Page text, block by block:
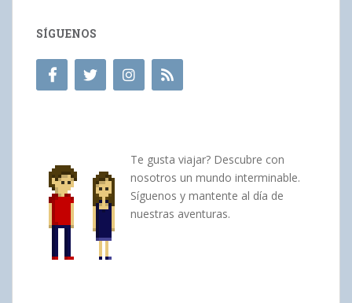
SÍGUENOS
Te gusta viajar? Descubre con
nosotros un mundo interminable.
Síguenos y mantente al día de
nuestras aventuras.